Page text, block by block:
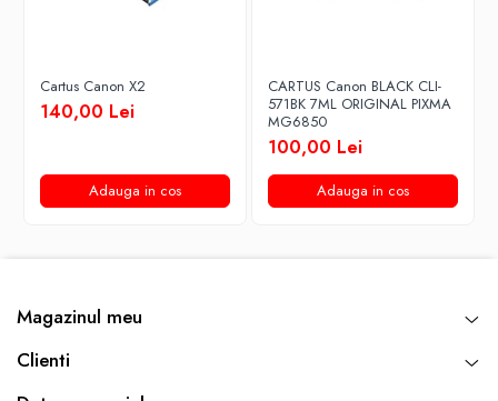
Cartus Canon X2
140,00 Lei
Adauga in cos
CARTUS Canon BLACK CLI-
571BK 7ML ORIGINAL PIXMA
MG6850
100,00 Lei
Adauga in cos
Magazinul meu
Clienti